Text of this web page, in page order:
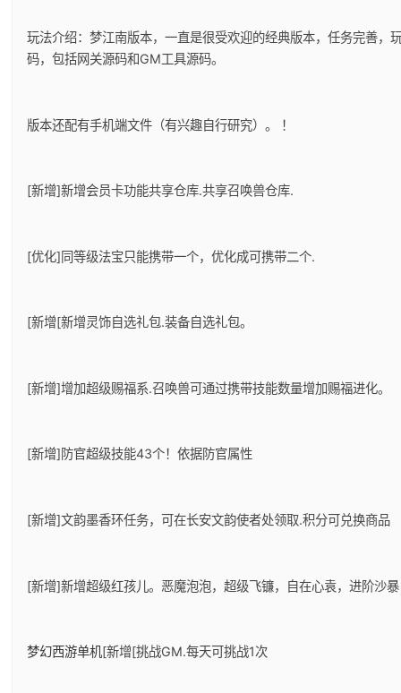
玩法介绍：梦江南版本，一直是很受欢迎的经典版本，任务完善，
码，包括网关源码和GM工具源码。
版本还配有手机端文件（有兴趣自行研究）。 ！
[新增]新增会员卡功能共享仓库.共享召唤兽仓库.
[优化]同等级法宝只能携带一个，优化成可携带二个.
[新增[新增灵饰自选礼包.装备自选礼包。
[新增]增加超级赐福系.召唤兽可通过携带技能数量增加赐福进化。
[新增]防官超级技能43个！依据防官属性
[新增]文韵墨香环任务，可在长安文韵使者处领取.积分可兑换商品
[新增]新增超级红孩儿。恶魔泡泡，超级飞镰，自在心袁，进阶沙
梦幻西游单机[新增[挑战GM.每天可挑战1次